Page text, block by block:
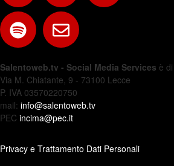
Salentoweb.tv - Social Media Services è di
Via M. Chiatante, 9 - 73100 Lecce
P. IVA 03570220750
mail: info@salentoweb.tv
PEC incima@pec.it
Privacy e Trattamento Dati Personali